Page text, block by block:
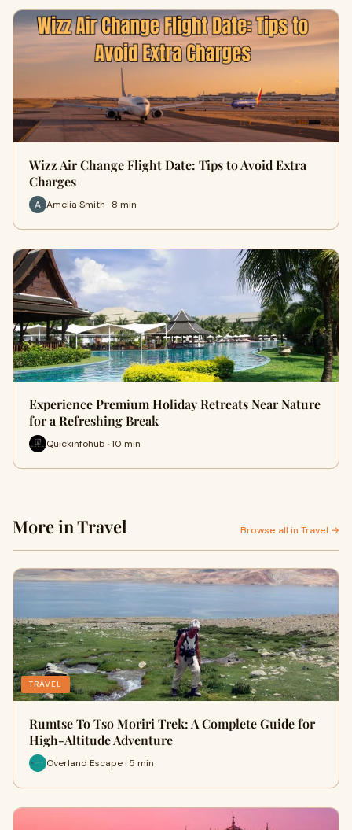
Wizz Air Change Flight Date: Tips to Avoid Extra
Charges
Amelia Smith · 8 min
Experience Premium Holiday Retreats Near Nature
for a Refreshing Break
Quickinfohub · 10 min
More in Travel Browse all in Travel →
TRAVEL
Rumtse To Tso Moriri Trek: A Complete Guide for
High-Altitude Adventure
Overland Escape · 5 min